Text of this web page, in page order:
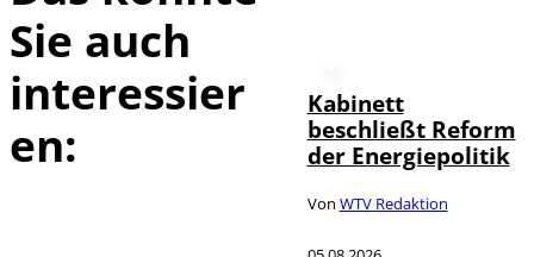
Sie auch
interessier
en:
Kabinett
beschließt Reform
der Energiepolitik
Von WTV Redaktion